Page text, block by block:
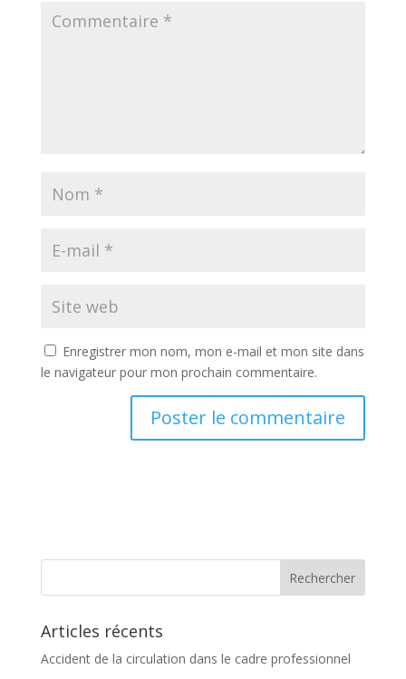
Enregistrer mon nom, mon e-mail et mon site dans
le navigateur pour mon prochain commentaire.
Articles récents
Accident de la circulation dans le cadre professionnel